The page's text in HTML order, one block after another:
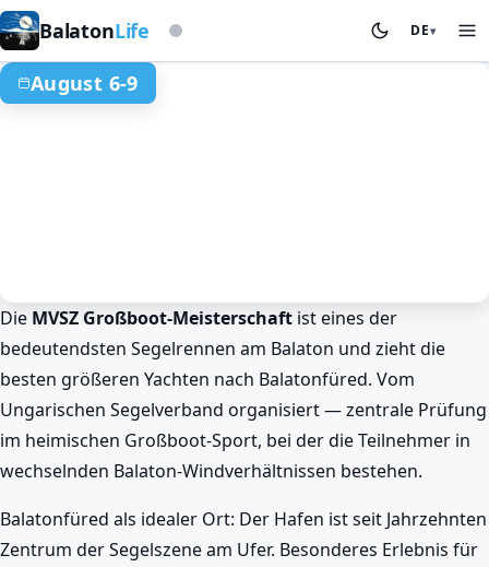
BalatonLife Auf Basis der Sturmwarnleuchte
DE▾
August 6-9
MVSZ Großboot-Meisterschaft in
Balatonfüred
Aug 6. 00:00 – Aug 9. 00:00
Die MVSZ Großboot-Meisterschaft ist eines der
bedeutendsten Segelrennen am Balaton und zieht die
besten größeren Yachten nach Balatonfüred. Vom
Ungarischen Segelverband organisiert — zentrale Prüfung
im heimischen Großboot-Sport, bei der die Teilnehmer in
wechselnden Balaton-Windverhältnissen bestehen.
Balatonfüred als idealer Ort: Der Hafen ist seit Jahrzehnten
Zentrum der Segelszene am Ufer. Besonderes Erlebnis für